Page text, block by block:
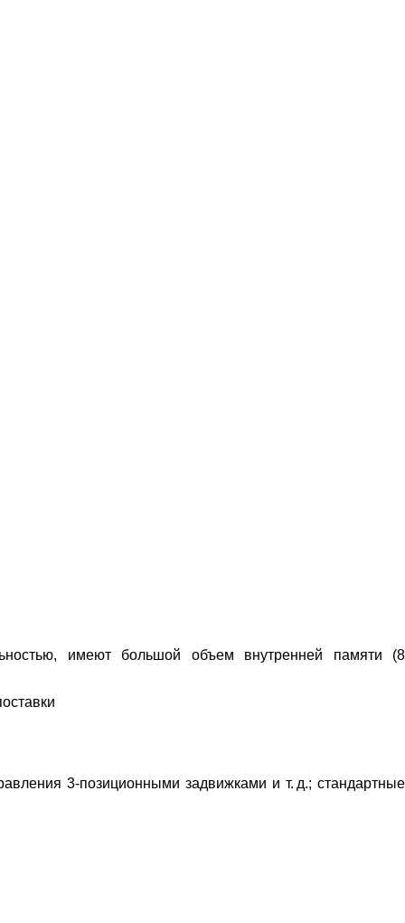
имеют большой объем внутренней памяти (8
3-позиционными задвижками и т. д.; стандартные